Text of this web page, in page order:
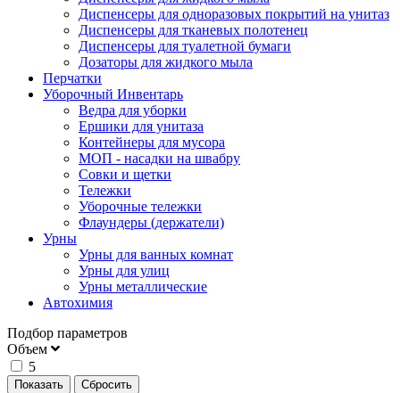
Диспенсеры для одноразовых покрытий на унитаз
Диспенсеры для тканевых полотенец
Диспенсеры для туалетной бумаги
Дозаторы для жидкого мыла
Перчатки
Уборочный Инвентарь
Ведра для уборки
Ершики для унитаза
Контейнеры для мусора
МОП - насадки на швабру
Совки и щетки
Тележки
Уборочные тележки
Флаундеры (держатели)
Урны
Урны для ванных комнат
Урны для улиц
Урны металлические
Автохимия
Подбор параметров
Объем
5